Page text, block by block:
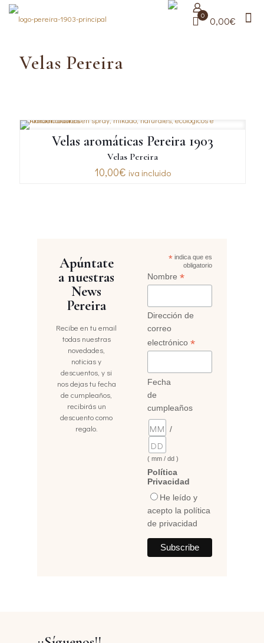
0 0,00€
Velas Pereira
Velas aromáticas Pereira 1903
Velas Pereira
10,00€ iva incluido
Apúntate
a nuestras
News
Pereira
Recibe en tu email
todas nuestras
novedades,
noticias y
descuentos, y si
nos dejas tu fecha
de cumpleaños,
recibirás un
descuento como
regalo.
* indica que es
obligatorio
Nombre *
Dirección de
correo
electrónico *
Fecha
de
cumpleaños
/
( mm / dd )
Política
Privacidad
He leído y
acepto la política
de privacidad